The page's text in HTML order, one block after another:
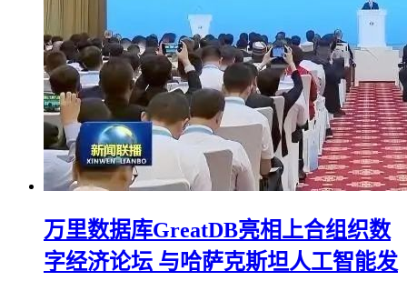
万里数据库GreatDB亮相上合组织数
字经济论坛 与哈萨克斯坦人工智能发